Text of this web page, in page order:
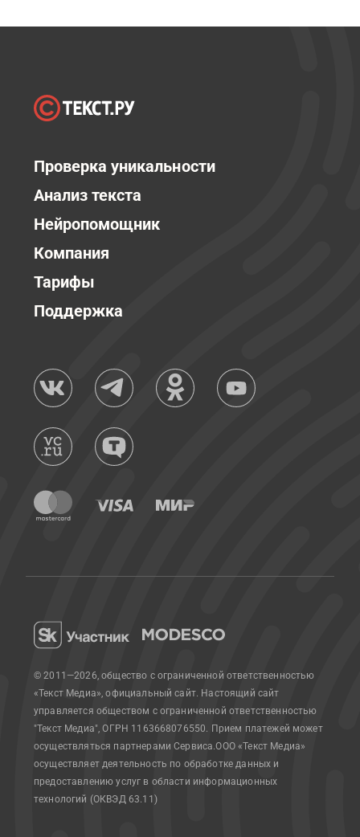
Проверка уникальности
Анализ текста
Нейропомощник
Компания
Тарифы
Поддержка
© 2011—2026, общество с ограниченной ответственностью
«Текст Медиа», официальный сайт. Настоящий сайт
управляется обществом с ограниченной ответственностью
"Текст Медиа", ОГРН 1163668076550. Прием платежей может
осуществляться партнерами Сервиса.ООО «Текст Медиа»
осуществляет деятельность по обработке данных и
предоставлению услуг в области информационных
технологий (ОКВЭД 63.11)